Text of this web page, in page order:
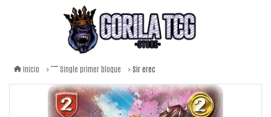
Inicio Single primer bloque Sir erec